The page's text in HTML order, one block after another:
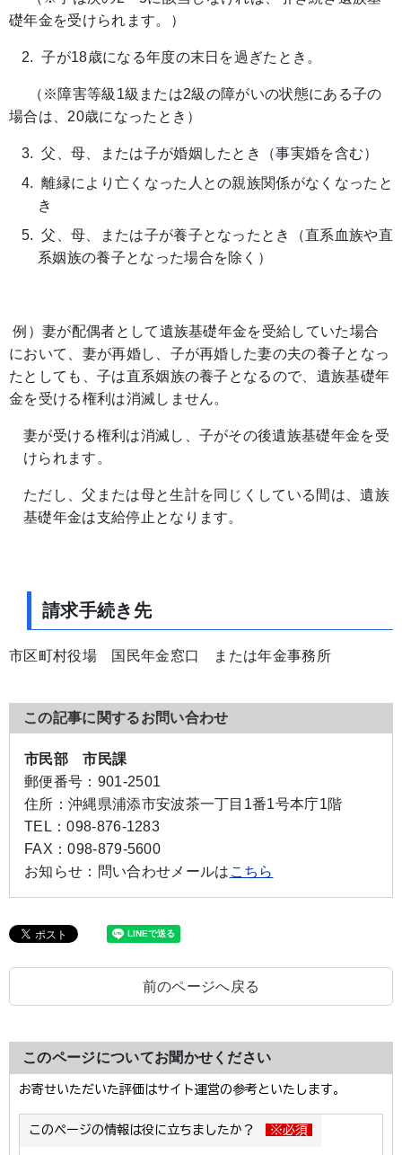
礎年金を受けられます。）
子が18歳になる年度の末日を過ぎたとき。
（※障害等級1級または2級の障がいの状態にある子の
場合は、20歳になったとき）
父、母、または子が婚姻したとき（事実婚を含む）
離縁により亡くなった人との親族関係がなくなったと
き
父、母、または子が養子となったとき（直系血族や直
系姻族の養子となった場合を除く）
例）妻が配偶者として遺族基礎年金を受給していた場合
において、妻が再婚し、子が再婚した妻の夫の養子となっ
たとしても、子は直系姻族の養子となるので、遺族基礎年
金を受ける権利は消滅しません。
妻が受ける権利は消滅し、子がその後遺族基礎年金を受
けられます。
ただし、父または母と生計を同じくしている間は、遺族
基礎年金は支給停止となります。
請求手続き先
市区町村役場 国民年金窓口 または年金事務所
この記事に関するお問い合わせ
市民部 市民課
郵便番号： 901-2501
住所： 沖縄県浦添市安波茶一丁目1番1号本庁1階
TEL：098-876-1283
FAX：098-879-5600
お知らせ： 問い合わせメールは こちら
前のページへ戻る
このページについてお聞かせください